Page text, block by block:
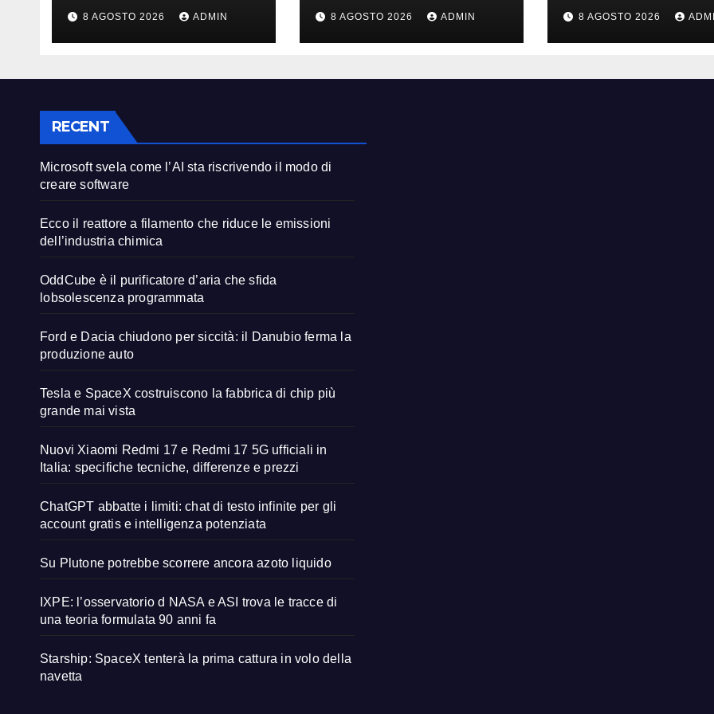
riscrivendo il modo
di creare software
8 AGOSTO 2026 ADMIN
riduce le emissioni
dell’industria
chimica
8 AGOSTO 2026 ADMIN
che sfida
lobsolescenza
programmata
8 AGOSTO 2026
RECENT
Microsoft svela come l’AI sta riscrivendo il modo di
creare software
Ecco il reattore a filamento che riduce le emissioni
dell’industria chimica
OddCube è il purificatore d’aria che sfida
lobsolescenza programmata
Ford e Dacia chiudono per siccità: il Danubio ferma la
produzione auto
Tesla e SpaceX costruiscono la fabbrica di chip più
grande mai vista
Nuovi Xiaomi Redmi 17 e Redmi 17 5G ufficiali in
Italia: specifiche tecniche, differenze e prezzi
ChatGPT abbatte i limiti: chat di testo infinite per gli
account gratis e intelligenza potenziata
Su Plutone potrebbe scorrere ancora azoto liquido
IXPE: l’osservatorio d NASA e ASI trova le tracce di
una teoria formulata 90 anni fa
Starship: SpaceX tenterà la prima cattura in volo della
navetta